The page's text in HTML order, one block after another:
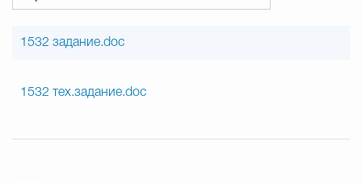
1532 задание.doc
1532 тех.задание.doc